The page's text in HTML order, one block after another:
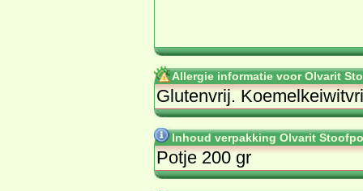
Allergie informatie voor Olvarit
Glu­ten­vrij.
Inhoud verpakking Olvarit
Potje 200 gr